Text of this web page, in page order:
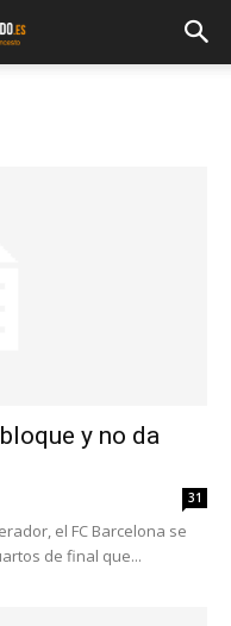
y no da
31
el FC Barcelona se
de final que...